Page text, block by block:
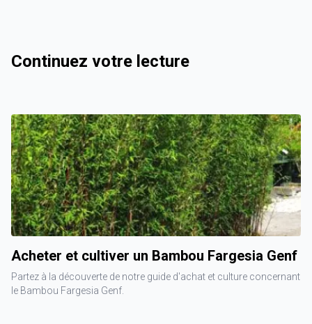
Continuez votre lecture
Acheter et cultiver un Bambou Fargesia Genf
Partez à la découverte de notre guide d'achat et culture concernant
le Bambou Fargesia Genf.